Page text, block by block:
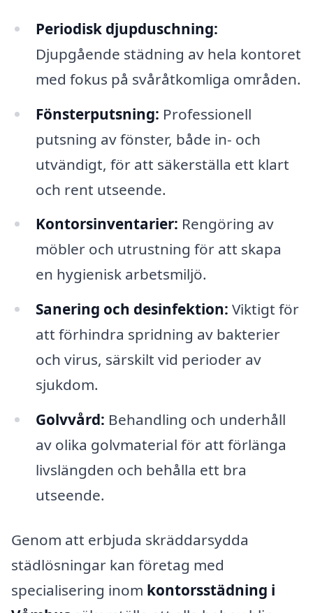
Periodisk djupduschning:
Djupgående städning av hela kontoret
med fokus på svåråtkomliga områden.
Fönsterputsning: Professionell
putsning av fönster, både in- och
utvändigt, för att säkerställa ett klart
och rent utseende.
Kontorsinventarier: Rengöring av
möbler och utrustning för att skapa
en hygienisk arbetsmiljö.
Sanering och desinfektion: Viktigt för
att förhindra spridning av bakterier
och virus, särskilt vid perioder av
sjukdom.
Golvvård: Behandling och underhåll
av olika golvmaterial för att förlänga
livslängden och behålla ett bra
utseende.
Genom att erbjuda skräddarsydda
städlösningar kan företag med
specialisering inom kontorsstädning i